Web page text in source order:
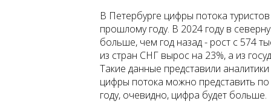
В Петербурге цифры потока
прошлому году. В 2024 году в
больше, чем год назад - рост с 574
из стран СНГ вырос на 23%, а из
Такие данные представили
цифры потока можно представить
году, очевидно, цифра будет больше.